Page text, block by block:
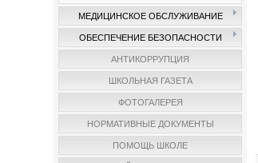
МЕДИЦИНСКОЕ ОБСЛУЖИВАНИЕ
ОБЕСПЕЧЕНИЕ БЕЗОПАСНОСТИ
АНТИКОРРУПЦИЯ
ШКОЛЬНАЯ ГАЗЕТА
ФОТОГАЛЕРЕЯ
НОРМАТИВНЫЕ ДОКУМЕНТЫ
ПОМОЩЬ ШКОЛЕ